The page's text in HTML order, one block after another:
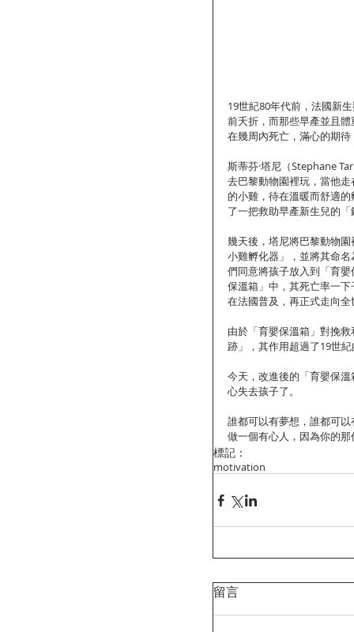
19世紀80年代前，法國新
前夭折，而那些早產並且
在幾周內死亡，滿心的期待
斯蒂芬·塔尼（Stephane
去巴黎動物園裡玩，當他
的小雞，待在溫暖而舒適
了一把救助早產新生兒的「
幾天後，塔尼將巴黎動物
小雞孵化器」，並將其命
們同意將孩子放入到「育
保溫箱」中，其死亡率一
在法國普及，再正式走向全
由於「育嬰保溫箱」對挽
跡」，其作用超過了19世
今天，改進後的「育嬰保
心失去孩子了。
誰都可以有夢想，誰都可
做一個有心人，因為你的
標記：
motivation
留言